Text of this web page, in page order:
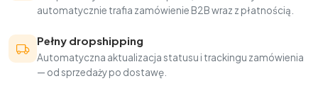
automatycznie trafia zamówienie B2B wraz z płatnością.
Pełny dropshipping
Automatyczna aktualizacja statusu i trackingu zamówienia
— od sprzedaży po dostawę.